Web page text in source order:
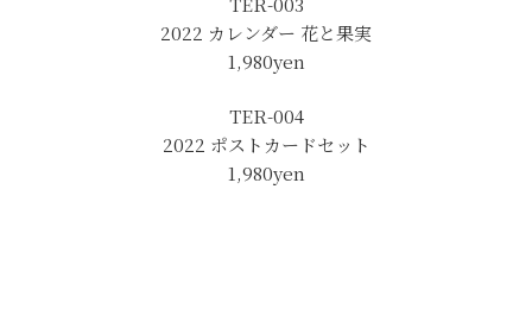
2022 カレンダー 花と果実
1,980yen
TER-004
2022 ポストカードセット
1,980yen